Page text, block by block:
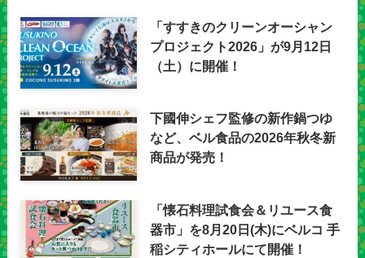
「すすきのクリーンオーシャン
プロジェクト2026」が9月12日
（土）に開催！
下國伸シェフ監修の新作鍋つゆ
など、ベル食品の2026年秋冬新
商品が発売！
「懐石料理試食会＆リユース食
器市」を8月20日(木)にベルコ 手
稲シティホールにて開催！